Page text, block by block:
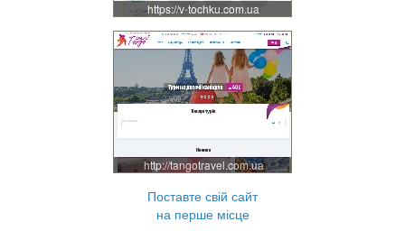
https://v-tochku.com.ua
http://tangotravel.com.ua
Поставте свій сайт
на перше місце